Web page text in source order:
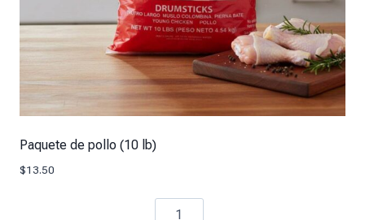
Paquete de pollo (10 lb)
$13.50